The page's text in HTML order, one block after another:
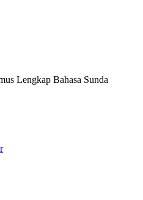
Lengkap Bahasa Sunda